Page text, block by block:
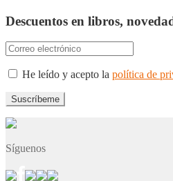
Descuentos en libros,
He leído y acepto la política de
Síguenos